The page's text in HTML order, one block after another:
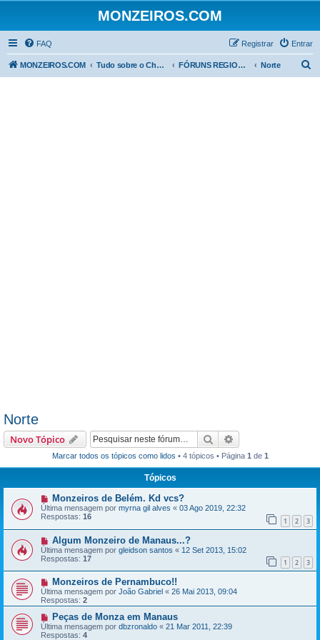
MONZEIROS.COM
FAQ Entrar
Registrar
MONZEIROS.COM Tudo sobre o Chevrolet Monza! FÓRUNS REGIONAIS Norte
Norte
Novo Tópico Pesquisar
Marcar todos os tópicos como lidos • 4 tópicos • Página 1 de 1
Tópicos
Monzeiros de Belém. Kd vcs?
Última mensagem por myrna gil alves « 03 Ago 2019, 22:32
Respostas: 16 1 2 3
Algum Monzeiro de Manaus...?
Última mensagem por gleidson santos « 12 Set 2013, 15:02
Respostas: 17 1 2 3
Monzeiros de Pernambuco!!
Última mensagem por João Gabriel « 26 Mai 2013, 09:04
Respostas: 2
Peças de Monza em Manaus
Última mensagem por dbzronaldo « 21 Mar 2011, 22:39
Respostas: 4